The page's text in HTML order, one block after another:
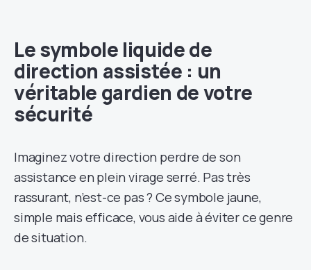
Le symbole liquide de
direction assistée : un
véritable gardien de votre
sécurité
Imaginez votre direction perdre de son
assistance en plein virage serré. Pas très
rassurant, n’est-ce pas ? Ce symbole jaune,
simple mais efficace, vous aide à éviter ce genre
de situation.